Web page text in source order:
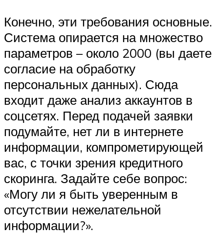
Конечно, эти требования основные.
Система опирается на множество
параметров – около 2000 (вы даете
согласие на обработку
персональных данных). Сюда
входит даже анализ аккаунтов в
соцсетях. Перед подачей заявки
подумайте, нет ли в интернете
информации, компрометирующей
вас, с точки зрения кредитного
скоринга. Задайте себе вопрос:
«Могу ли я быть уверенным в
отсутствии нежелательной
информации?».